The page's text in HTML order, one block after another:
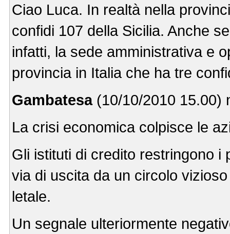
Ciao Luca. In realtà nella
confidi 107 della Sicilia. Anche
infatti, la sede amministrativa e
provincia in Italia che ha tre
Gambatesa (10/10/2010 15.00)
La crisi economica colpisce le
Gli istituti di credito restringono i
via di uscita da un circolo
letale.
Un segnale ulteriormente